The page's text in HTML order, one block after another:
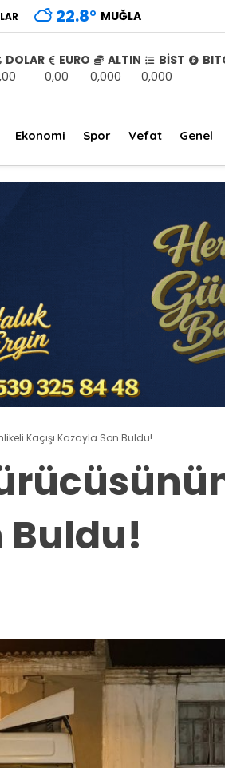
22.8° MUĞLA
DOLAR
EURO
0,00
ALTIN
0,000
BİST
0,000
Ekonomi Spor Vefat Genel
Kaçışı Kazayla Son Buldu!
Buldu!